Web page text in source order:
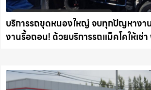
บริการรถขุดหนองใหญ่ จบทุกปัญหางา
งานรื้อถอน! ด้วยบริการรถแม็คโคให้เช่